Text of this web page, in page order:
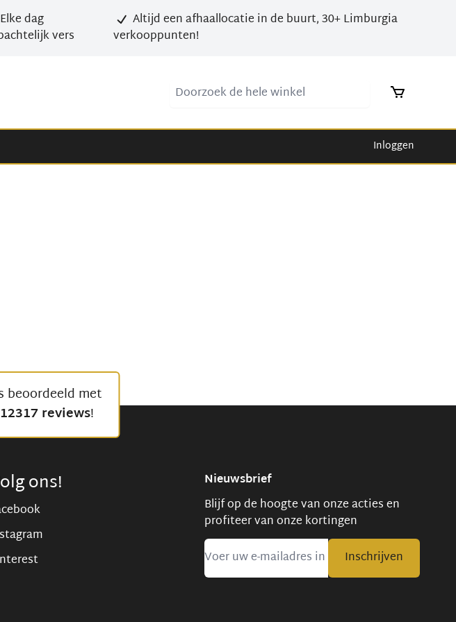
Elke dag
vers
Altijd een afhaallocatie in de buurt, 30+ Limburgia
verkooppunten!
Doorzoek de hele winkel
Inloggen
beoordeeld met
12317 reviews!
ons!
Nieuwsbrief
Blijf op de hoogte van onze acties en
profiteer van onze kortingen
Inschrijven